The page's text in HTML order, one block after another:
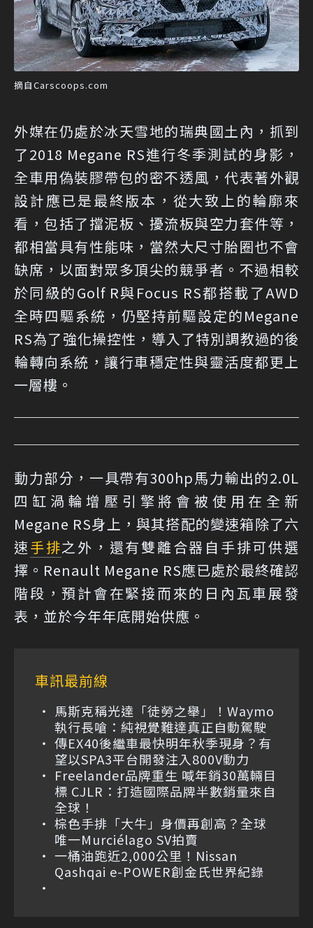
摘自Carscoops.com
外媒在仍處於冰天雪地的瑞典國土內，抓到
了2018 Megane RS進行冬季測試的身影，
全車用偽裝膠帶包的密不透風，代表著外觀
設計應已是最終版本，從大致上的輪廓來
看，包括了擋泥板、擾流板與空力套件等，
都相當具有性能味，當然大尺寸胎圈也不會
缺席，以面對眾多頂尖的競爭者。不過相較
於同級的Golf R與Focus RS都搭載了AWD
全時四驅系統，仍堅持前驅設定的Megane
RS為了強化操控性，導入了特別調教過的後
輪轉向系統，讓行車穩定性與靈活度都更上
一層樓。
動力部分，一具帶有300hp馬力輸出的2.0L
四缸渦輪增壓引擎將會被使用在全新
Megane RS身上，與其搭配的變速箱除了六
速手排之外，還有雙離合器自手排可供選
擇。Renault Megane RS應已處於最終確認
階段，預計會在緊接而來的日內瓦車展發
表，並於今年年底開始供應。
車訊最前線
馬斯克稱光達「徒勞之舉」！Waymo
執行長嗆：純視覺難達真正自動駕駛
傳EX40後繼車最快明年秋季現身？有
望以SPA3平台開發注入800V動力
Freelander品牌重生 喊年銷30萬輛目
標 CJLR：打造國際品牌半數銷量來自
全球！
棕色手排「大牛」身價再創高？全球
唯一Murciélago SV拍賣
一桶油跑近2,000公里！Nissan
Qashqai e-POWER創金氏世界紀錄